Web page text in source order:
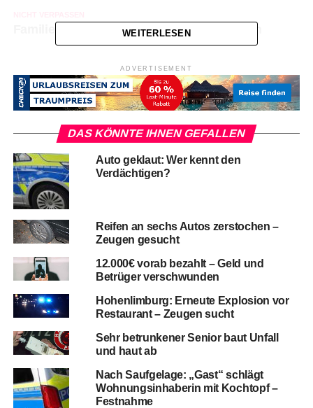
Familienstreitigkeit: Mann niedergestochen
WEITERLESEN
ADVERTISEMENT
DAS KÖNNTE IHNEN GEFALLEN
Auto geklaut: Wer kennt den
Verdächtigen?
Reifen an sechs Autos zerstochen –
Zeugen gesucht
12.000€ vorab bezahlt – Geld und
Betrüger verschwunden
Hohenlimburg: Erneute Explosion vor
Restaurant – Zeugen sucht
Sehr betrunkener Senior baut Unfall
und haut ab
Nach Saufgelage: „Gast“ schlägt
Wohnungsinhaberin mit Kochtopf –
Festnahme